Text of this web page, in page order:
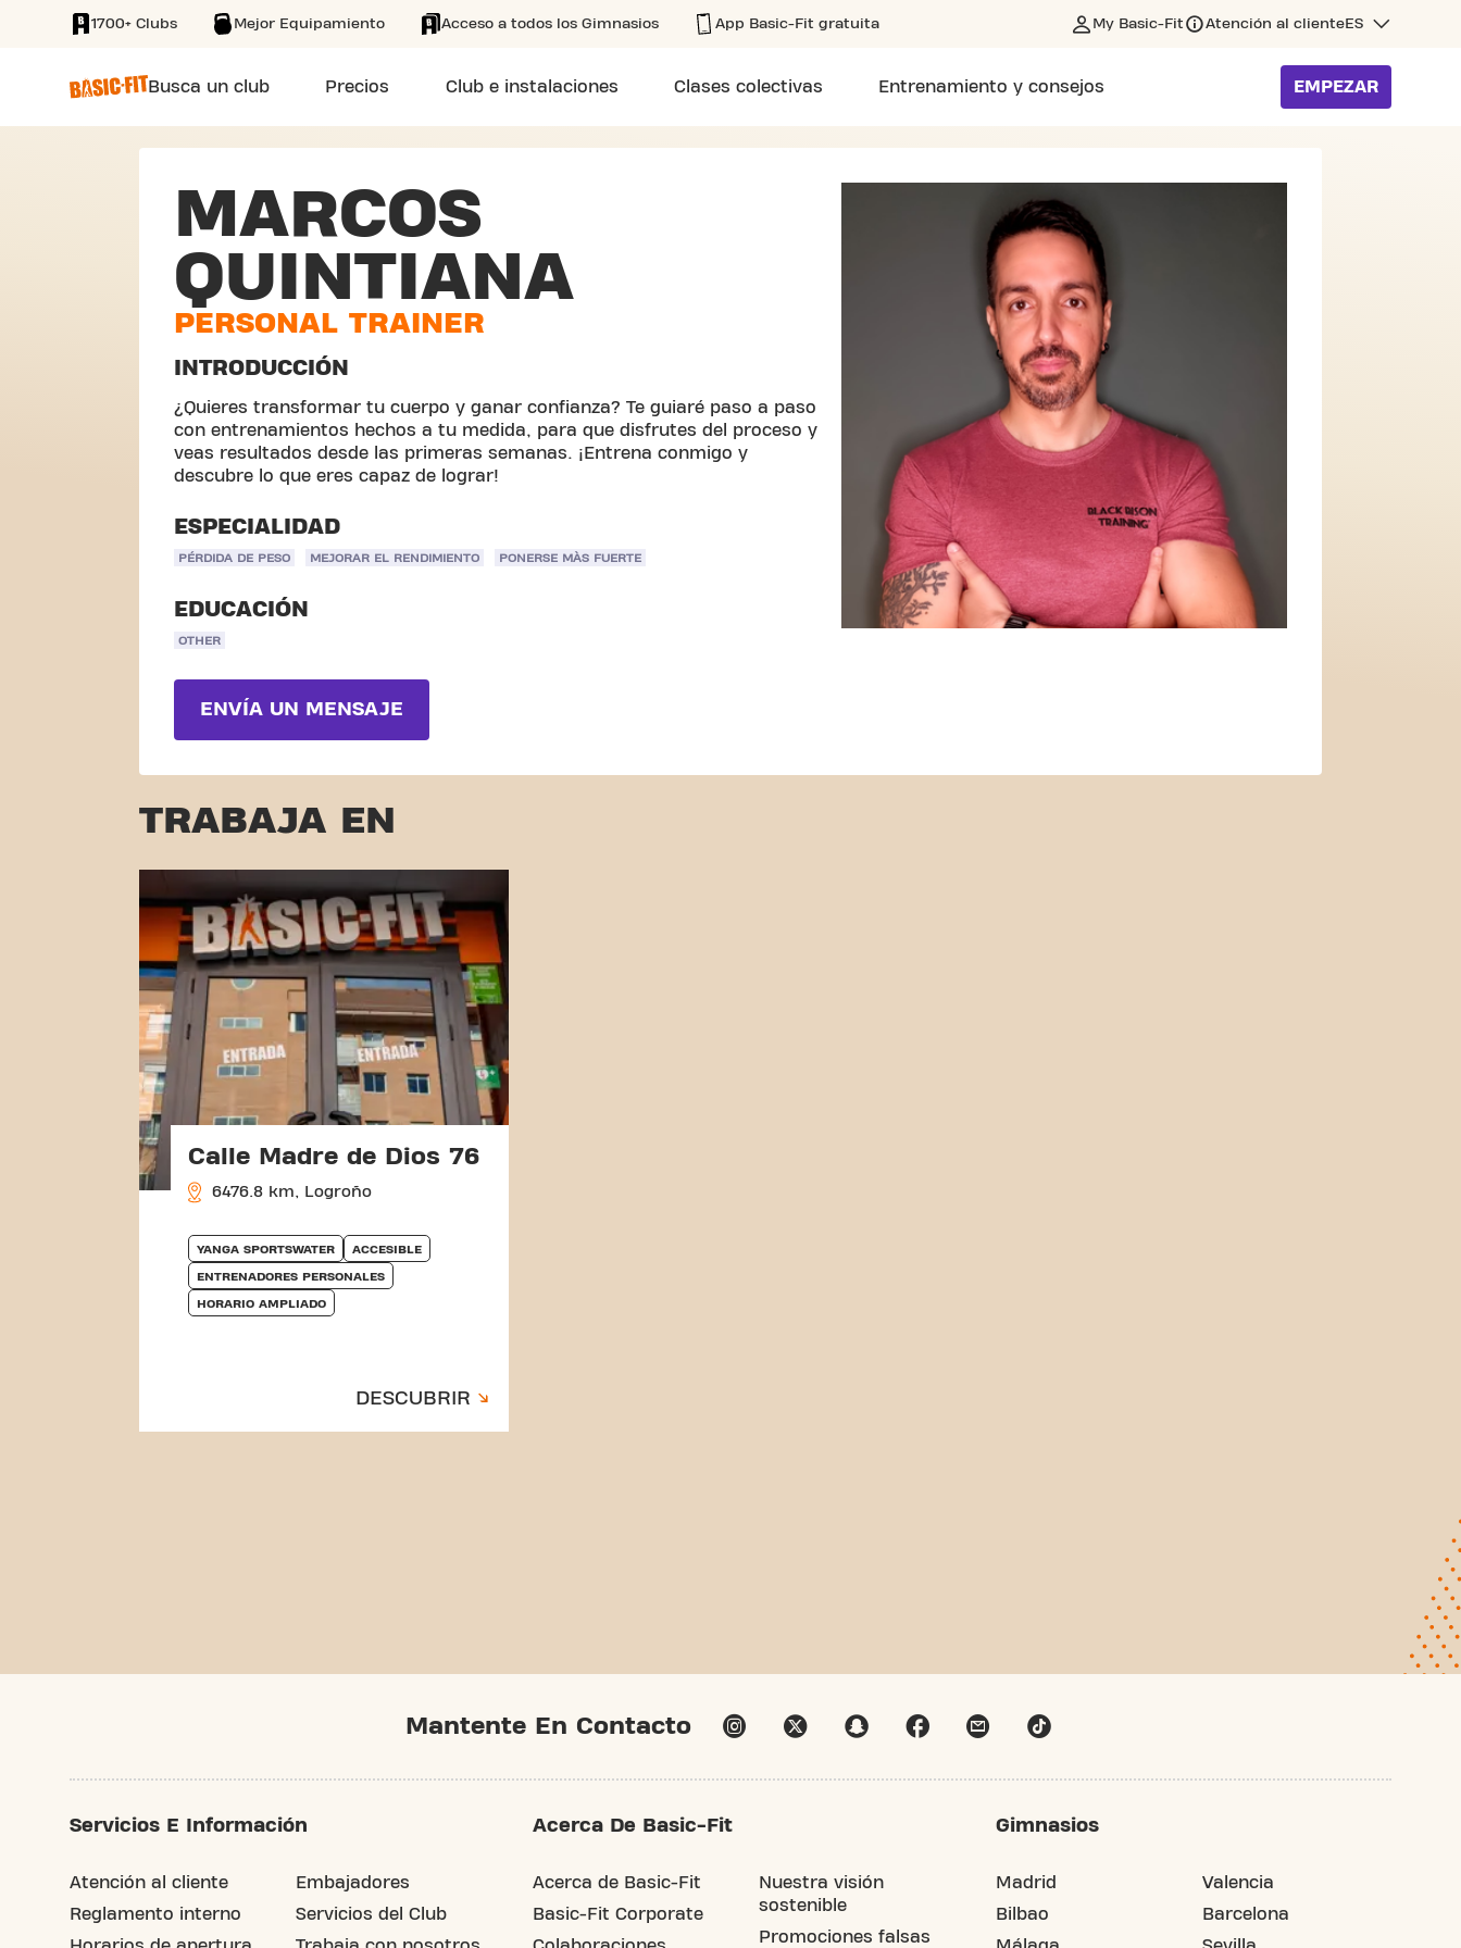
SKIP TO MAIN CONTENT
1700+ Clubs Mejor Equipamiento Acceso a todos los Gimnasios App Basic-Fit gratuita My Basic-Fit Atención al clienteES
Busca un club Precios Club e instalaciones Clases colectivas Entrenamiento y consejos EMPEZAR
MARCOS
QUINTIANA
PERSONAL TRAINER
INTRODUCCIÓN
¿Quieres transformar tu cuerpo y ganar confianza? Te guiaré paso a paso
con entrenamientos hechos a tu medida, para que disfrutes del proceso y
veas resultados desde las primeras semanas. ¡Entrena conmigo y
descubre lo que eres capaz de lograr!
ESPECIALIDAD
PÉRDIDA DE PESO MEJORAR EL RENDIMIENTO PONERSE MÀS FUERTE
EDUCACIÓN
OTHER
ENVÍA UN MENSAJE
TRABAJA EN
Calle Madre de Dios 76
6476.8 km, Logroño
YANGA SPORTSWATER ACCESIBLE
ENTRENADORES PERSONALES
HORARIO AMPLIADO
DESCUBRIR
Mantente En Contacto
Servicios E Información
Atención al cliente
Reglamento interno
Embajadores
Servicios del Club
Acerca De Basic-Fit
Acerca de Basic-Fit
Basic-Fit Corporate
Nuestra visión
sostenible
Promociones falsas
Gimnasios
Madrid
Bilbao
Valencia
Barcelona